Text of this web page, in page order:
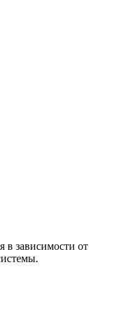
в зависимости от